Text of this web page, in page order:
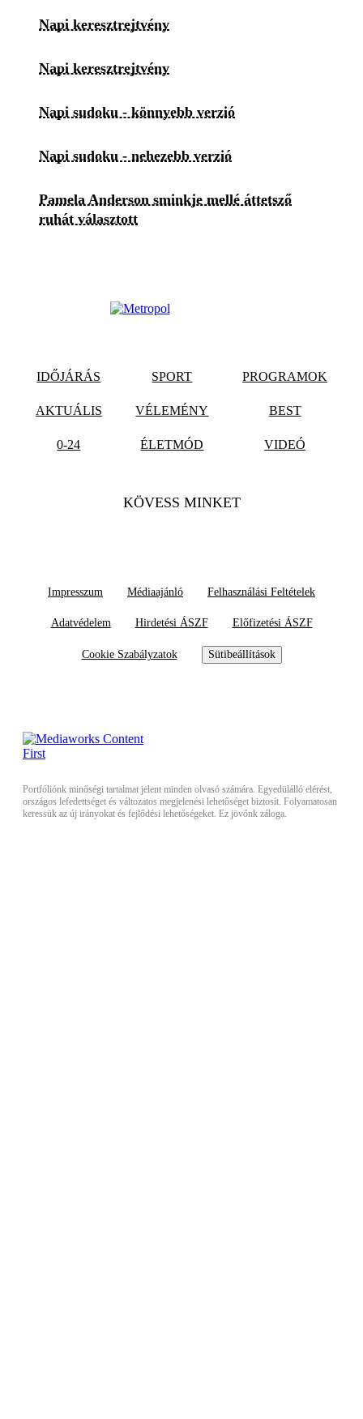
Napi keresztrejtvény
Napi keresztrejtvény
Napi sudoku - könnyebb verzió
Napi sudoku - nehezebb verzió
Pamela Anderson sminkje mellé áttetsző
ruhát választott
IDŐJÁRÁS SPORT PROGRAMOK
AKTUÁLIS VÉLEMÉNY BEST
0-24 ÉLETMÓD VIDEÓ
KÖVESS MINKET
Impresszum Médiaajánló Felhasználási Feltételek
Adatvédelem Hirdetési ÁSZF Előfizetési ÁSZF
Cookie Szabályzatok Sütibeállítások
Portfóliónk minőségi tartalmat jelent minden olvasó számára. Egyedülálló elérést,
országos lefedettséget és változatos megjelenési lehetőséget biztosít. Folyamatosan
keressük az új irányokat és fejlődési lehetőségeket. Ez jövőnk záloga.